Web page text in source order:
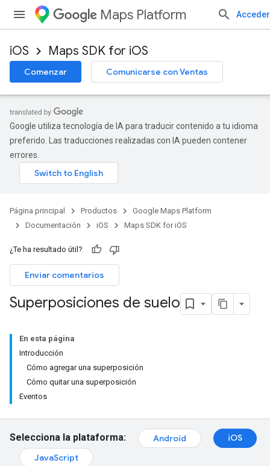
Maps Platform Acceder
iOS Maps SDK for iOS
Comenzar Comunicarse con Ventas
Google utiliza tecnología de IA para traducir contenido a tu idioma
preferido. Las traducciones realizadas con IA pueden contener
errores.
Página principal Productos
Google Maps Platform
Documentación
iOS Maps SDK for iOS
¿Te ha resultado útil?
Enviar comentarios
Superposiciones de suelo
En esta página
Introducción
Cómo agregar una superposición
Cómo quitar una superposición
Eventos
Selecciona la plataforma: Android
iOS
JavaScript